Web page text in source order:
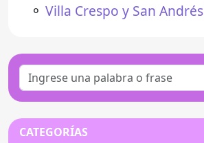
⚬ Villa Crespo y San Andrés
CATEGORÍAS